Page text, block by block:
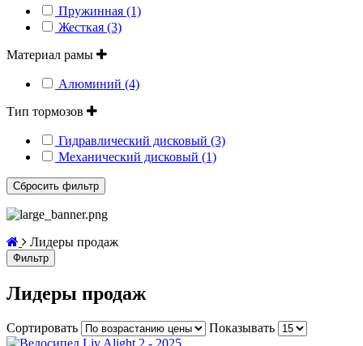
Пружинная (1)
Жесткая (3)
Материал рамы
Алюминий (4)
Тип тормозов
Гидравлический дисковый (3)
Механический дисковый (1)
Лидеры продаж
Фильтр
Лидеры продаж
Сортировать Показывать